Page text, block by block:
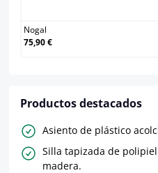
Nogal
75,90 €
Productos destacados
Asiento de plástico
Silla tapizada de
madera.